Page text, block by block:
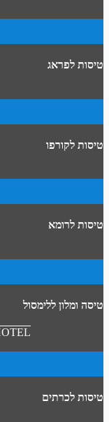
טיסות לפראג
טיסות לקורפו
טיסות לרומא
טיסה ומלון ללימסול
טיסות לכרתים